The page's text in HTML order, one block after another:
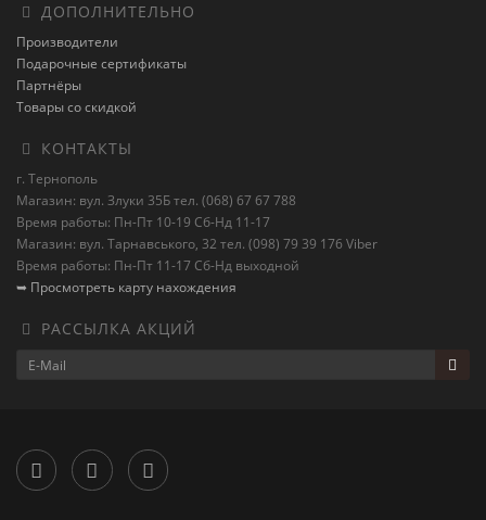
ДОПОЛНИТЕЛЬНО
Производители
Подарочные сертификаты
Партнёры
Товары со скидкой
КОНТАКТЫ
г. Тернополь
Магазин: вул. Злуки 35Б тел. (068) 67 67 788
Время работы: Пн-Пт 10-19 Сб-Нд 11-17
Магазин: вул. Тарнавського, 32 тел. (098) 79 39 176 Viber
Время работы: Пн-Пт 11-17 Сб-Нд выходной
➥ Просмотреть карту нахождения
РАССЫЛКА АКЦИЙ